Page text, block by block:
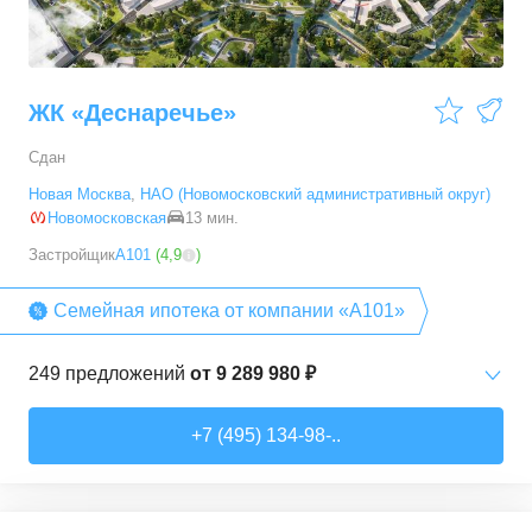
ЖК «Деснаречье»
Сдан
Новая Москва, НАО (Новомосковский административный округ)
Новомосковская
13 мин.
ЗастройщикА101 (4,9 )
Семейная ипотека от компании «А101»
249 предложений от 9 289 980 ₽
+7 (495) 134-98-..